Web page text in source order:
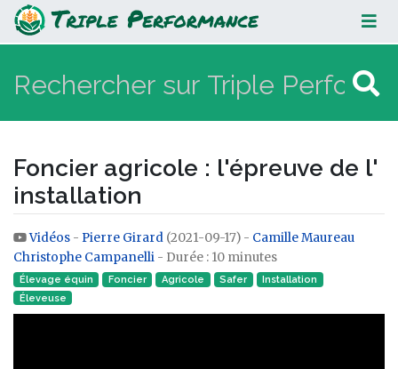
Foncier agricole : l'épreuve de l'
installation
Foncier agricole : l'épreuve de l'
installation
Aller à :navigation,rechercher
Vidéos - Pierre Girard (2021-09-17) - Camille Maureau
Christophe Campanelli - Durée : 10 minutes
Élevage équin Foncier Agricole Safer
Installation
Éleveuse